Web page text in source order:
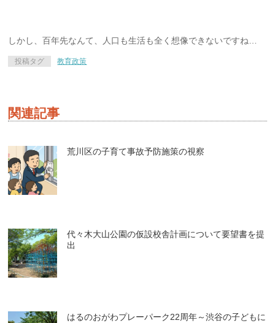
しかし、百年先なんて、人口も生活も全く想像できないですね…
投稿タグ 教育政策
関連記事
荒川区の子育て事故予防施策の視察
代々木大山公園の仮設校舎計画について要望書を提
出
はるのおがわプレーパーク22周年～渋谷の子どもに